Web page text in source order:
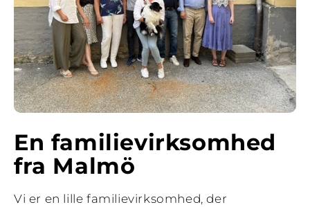
En familievirksomhed
fra Malmö
Vi er en lille familievirksomhed, der